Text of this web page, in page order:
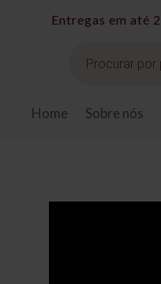
produtos
Home Sobre nós